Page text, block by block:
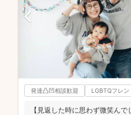
発達凸凹相談歓迎 LGBTQフレン
【見返した時に思わず微笑んで